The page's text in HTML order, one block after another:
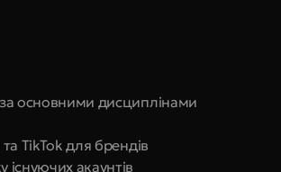
за основними дисциплінами
TikTok для брендів
акаунтів